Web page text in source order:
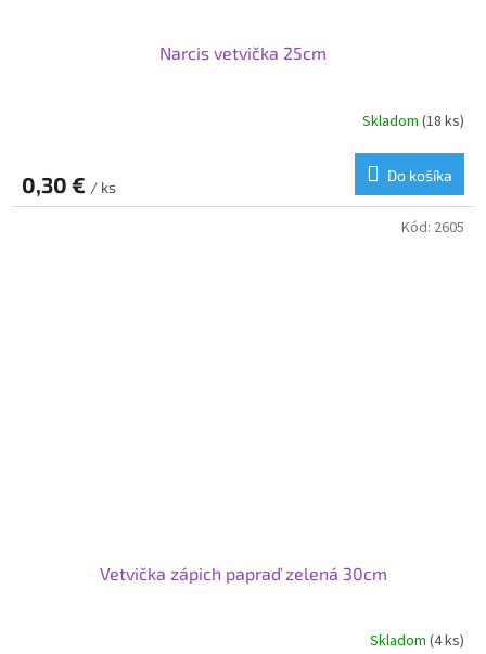
Narcis vetvička 25cm
Skladom (18 ks)
0,30 € / ks
Do košíka
Vetvička zápich papraď zelená 30cm
Skladom (4 ks)
Kód: 2605